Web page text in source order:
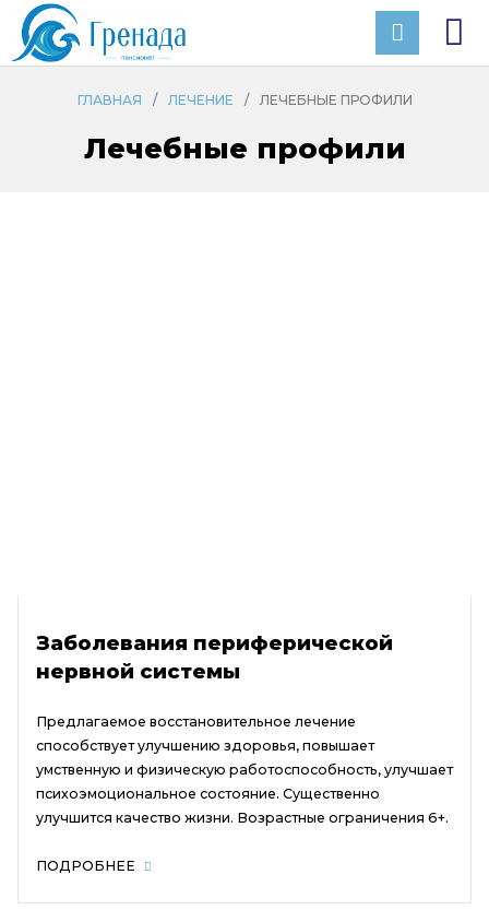
ГЛАВНАЯ / ЛЕЧЕНИЕ / ЛЕЧЕБНЫЕ ПРОФИЛИ
Лечебные профили
Заболевания периферической
нервной системы
Предлагаемое восстановительное лечение
способствует улучшению здоровья, повышает
умственную и физическую работоспособность, улучшает
психоэмоциональное состояние. Существенно
улучшится качество жизни. Возрастные ограничения 6+.
ПОДРОБНЕЕ